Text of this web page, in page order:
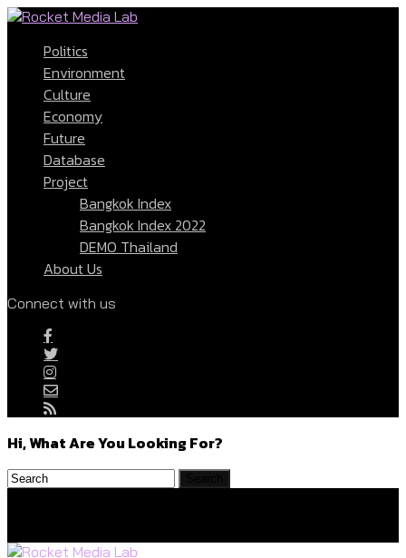
Politics
Environment
Culture
Economy
Future
Database
Project
Bangkok Index
Bangkok Index 2022
DEMO Thailand
About Us
Connect with us
Hi, What Are You Looking For?